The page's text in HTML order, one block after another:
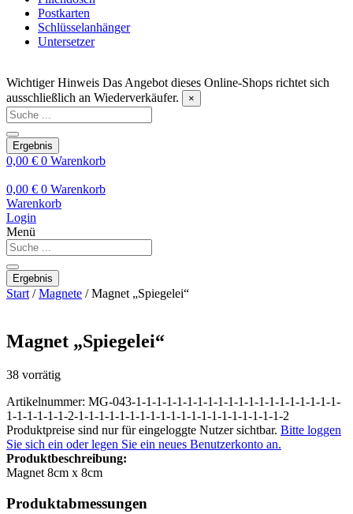
Postkarten
Schlüsselanhänger
Untersetzer
Wichtiger Hinweis Das Angebot dieses Online-Shops richtet sich
ausschließlich an Wiederverkäufer.
×
Search
...
Ergebnis
0,00 € 0 Warenkorb
0,00 € 0 Warenkorb
Warenkorb
Login
Menü
Search
...
Ergebnis
Start /Magnete / Magnet „Spiegelei“
Magnet „Spiegelei“
38 vorrätig
Artikelnummer: MG-043-1-1-1-1-1-1-1-1-1-1-1-1-1-1-1-1-1-1-1-1-
1-1-1-1-1-1-2-1-1-1-1-1-1-1-1-1-1-1-1-1-1-1-1-1-1-1-1-2
Produktpreise sind nur für eingeloggte Nutzer sichtbar. Bitte loggen
Sie sich ein oder legen Sie ein neues Benutzerkonto an.
Produktbeschreibung:
Magnet 8cm x 8cm
Produktabmessungen